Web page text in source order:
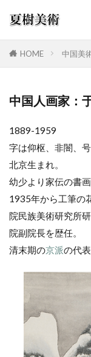
HOME 中国美
中国人画家：
1889-1959
字は仰枢、非闇、
北京生まれ。
幼少より家伝の書
1935年から工筆の
院民族美術研究所
院副院長を歴任。
清末期の京派の代
カテゴリー